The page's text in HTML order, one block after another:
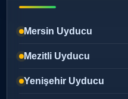
Mersin Uyducu
Mezitli Uyducu
Yenişehir Uyducu